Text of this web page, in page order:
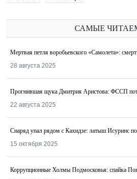
САМЫЕ
Мертвая петля воробьевского «Самолета»:
28 августа 2025
Прогнившая щука Дмитрия Аристова: ФССП
22 августа 2025
Снаряд упал рядом с Кахидзе: латыш Исуринс
15 октября 2025
Коррупционные Холмы Подмосковья: спайка